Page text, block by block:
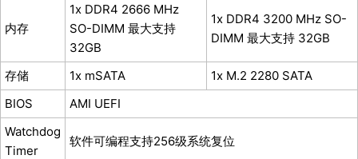
内存
1x DDR4 2666 MHz
SO-DIMM 最大支持
32GB
1x DDR4 3200 MHz SO-
DIMM 最大支持 32GB
存储 1x mSATA
1x M.2 2280 SATA
BIOS
AMI UEFI
Watchdog
Timer
软件可编程支持256级系统复位